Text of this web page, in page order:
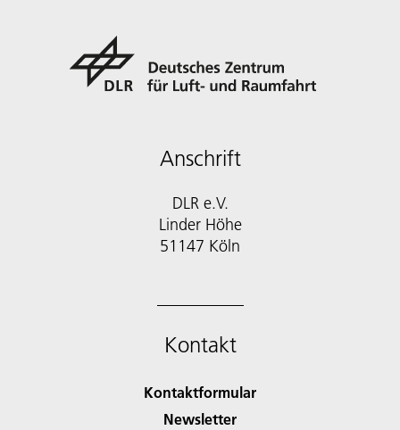
Anschrift
DLR e.V.
Linder Höhe
51147 Köln
Kontakt
Kontaktformular
Newsletter